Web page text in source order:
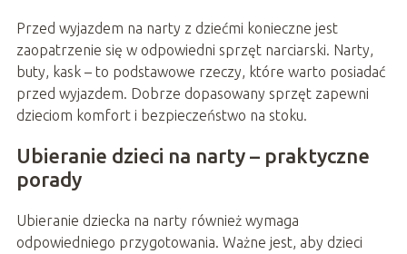
Przed wyjazdem na narty z dziećmi konieczne jest
zaopatrzenie się w odpowiedni sprzęt narciarski. Narty,
buty, kask – to podstawowe rzeczy, które warto posiadać
przed wyjazdem. Dobrze dopasowany sprzęt zapewni
dzieciom komfort i bezpieczeństwo na stoku.
Ubieranie dzieci na narty – praktyczne
porady
Ubieranie dziecka na narty również wymaga
odpowiedniego przygotowania. Ważne jest, aby dzieci